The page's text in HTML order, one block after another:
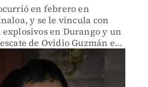
en febrero en
y se le vincula con
explosivos en Durango y un
de Ovidio Guzmán en